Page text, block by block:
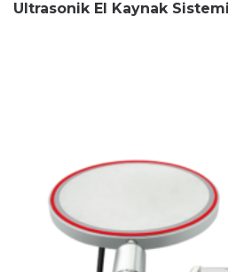
Ultrasonik El Kaynak Sistemi